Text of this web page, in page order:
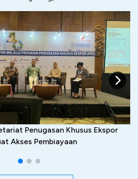
Penugasan Khusus Ekspor
Akses Pembiayaan